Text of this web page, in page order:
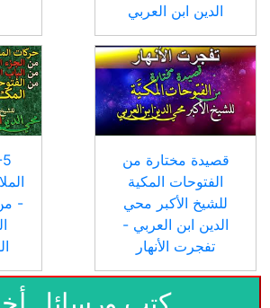
الدين ابن العربي
قصيدة مختارة من
الفتوحات المكية
للشيخ الأكبر محي
الدين ابن العربي -
تفجرت الأنهار
-